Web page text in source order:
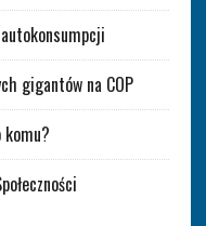
gigantów na COP